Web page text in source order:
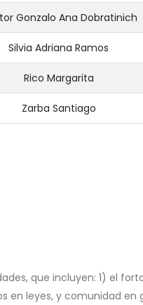
Gonzalo Ana Dobratinich
Silvia Adriana Ramos
Rico Margarita
Zarba Santiago
que incluyen: 1) el
leyes, y comunidad en